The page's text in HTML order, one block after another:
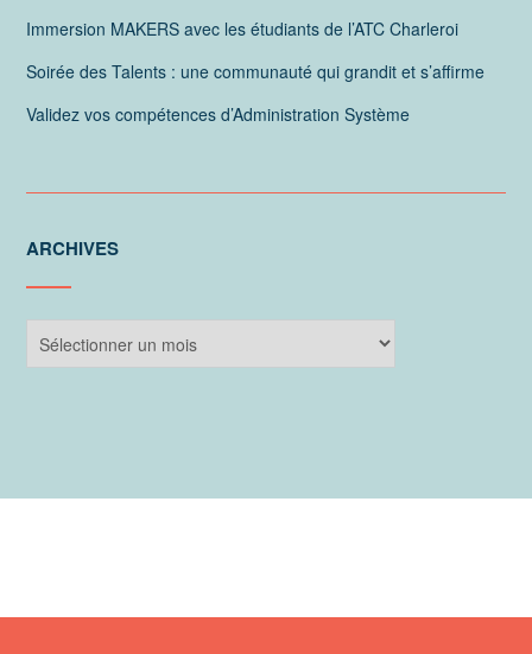
Immersion MAKERS avec les étudiants de l’ATC Charleroi
Soirée des Talents : une communauté qui grandit et s’affirme
Validez vos compétences d’Administration Système
ARCHIVES